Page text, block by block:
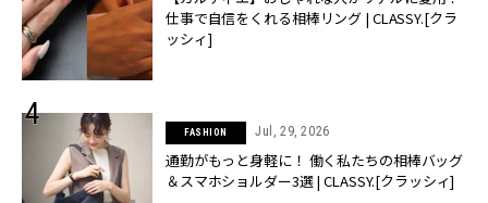
仕事で自信をくれる相棒リング | CLASSY.[クラ
ッシィ]
FASHION Jul, 29, 2026
通勤がもっと身軽に！ 働く私たちの相棒バッグ
＆スマホショルダー3選 | CLASSY.[クラッシィ]